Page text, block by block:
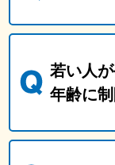
若い人
年齢に